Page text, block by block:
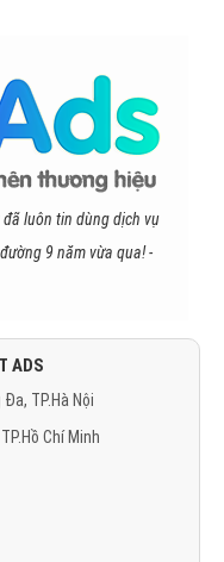
luôn tin dùng dịch vụ
9 năm vừa qua! -
ADS
TP.Hà Nội
Chí Minh